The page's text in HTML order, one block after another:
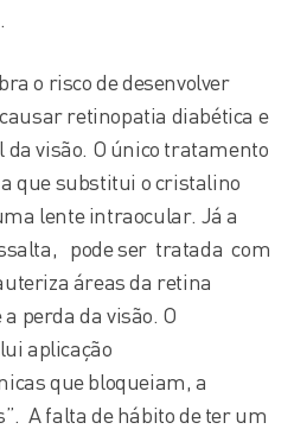
o risco de desenvolver
retinopatia diabética e
visão. O único tratamento
que substitui o cristalino
lente intraocular. Já a
pode ser tratada com
áreas da retina
perda da visão. O
aplicação
que bloqueiam, a
A falta de hábito de ter um